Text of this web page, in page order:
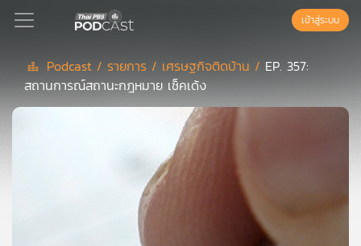
Podcast
เข้าสู่ระบบ
Podcast / รายการ / เศรษฐกิจติดบ้าน / EP. 357:
สถานการณ์สถานะกฎหมาย เช็คเด้ง